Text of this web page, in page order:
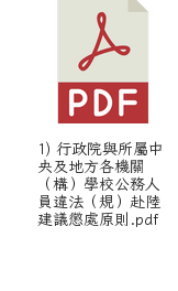
1) 行政院與所屬中
央及地方各機關
（構）學校公務人
員違法（規）赴陸
建議懲處原則.pdf